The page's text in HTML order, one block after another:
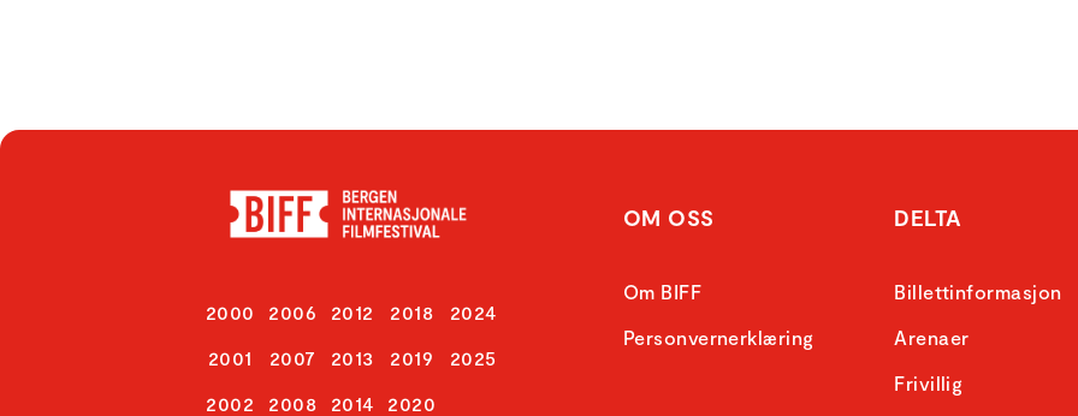
2000
2001
2002
2006
2007
2008
2012
2013
2014
2018
2019
2020
2024
2025
OM OSS
Om BIFF
Personvernerklæring
DELTA
Billettinformasjon
Arenaer
Frivillig